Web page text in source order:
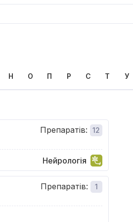
Н О П Р С Т У
Препаратів: 12
Нейрологія
Препаратів: 1